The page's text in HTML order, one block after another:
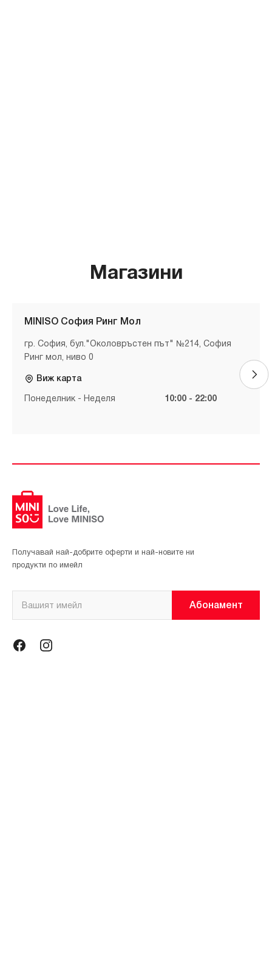
Магазини
MINISO София Ринг Мол
гр. София, бул."Околовръстен път" №214, София
Ринг мол, ниво 0
Виж карта
Понеделник - Неделя 10:00 - 22:00
Получавай най-добрите оферти и най-новите ни
продукти по имейл
Абонамент